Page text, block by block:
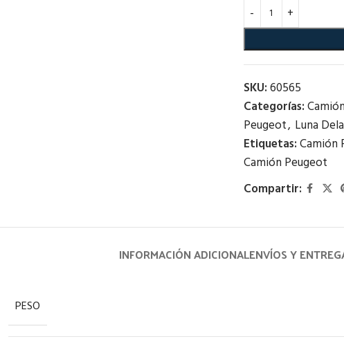
SKU:60565
Categorías:Camión
Peugeot, Luna
Etiquetas:Camión
Camión Peugeot
Compartir:
INFORMACIÓN ADICIONALENVÍOS Y
PESO